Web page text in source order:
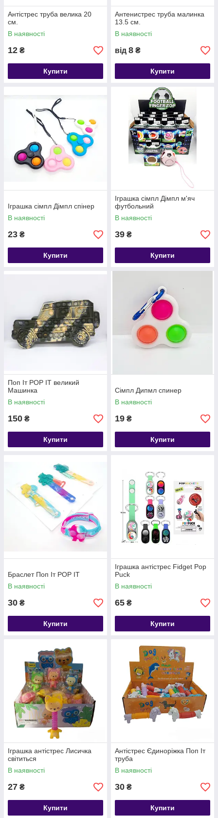
Антістрес труба велика 20
см.
В наявності
12 ₴
Купити
Антенистрес труба малинка
13.5 см.
В наявності
від 8 ₴
Купити
Іграшка сімпл Дімпл спінер
В наявності
23 ₴
Купити
Іграшка сімпл Дімпл м'яч
футбольний
В наявності
39 ₴
Купити
Поп Іт POP IT великий
Машинка
В наявності
150 ₴
Купити
Сімпл Дипмл спинер
В наявності
19 ₴
Купити
Браслет Поп Іт POP IT
В наявності
30 ₴
Купити
Іграшка антістрес Fidget Pop
Puck
В наявності
65 ₴
Купити
Іграшка антістрес Лисичка
світиться
В наявності
27 ₴
Купити
Антістрес Єдиноріжка Поп Іт
труба
В наявності
30 ₴
Купити